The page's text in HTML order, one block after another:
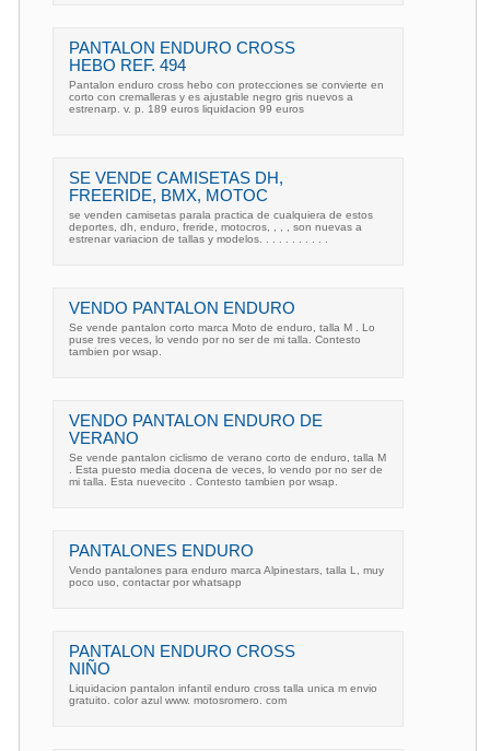
PANTALON ENDURO CROSS
HEBO REF. 494
Pantalon enduro cross hebo con protecciones se convierte en
corto con cremalleras y es ajustable negro gris nuevos a
estrenarp. v. p. 189 euros liquidacion 99 euros
SE VENDE CAMISETAS DH,
FREERIDE, BMX, MOTOC
se venden camisetas parala practica de cualquiera de estos
deportes, dh, enduro, freride, motocros, , , , son nuevas a
estrenar variacion de tallas y modelos. . . . . . . . . . .
VENDO PANTALON ENDURO
Se vende pantalon corto marca Moto de enduro, talla M . Lo
puse tres veces, lo vendo por no ser de mi talla. Contesto
tambien por wsap.
VENDO PANTALON ENDURO DE
VERANO
Se vende pantalon ciclismo de verano corto de enduro, talla M
. Esta puesto media docena de veces, lo vendo por no ser de
mi talla. Esta nuevecito . Contesto tambien por wsap.
PANTALONES ENDURO
Vendo pantalones para enduro marca Alpinestars, talla L, muy
poco uso, contactar por whatsapp
PANTALON ENDURO CROSS
NIÑO
Liquidacion pantalon infantil enduro cross talla unica m envio
gratuito. color azul www. motosromero. com